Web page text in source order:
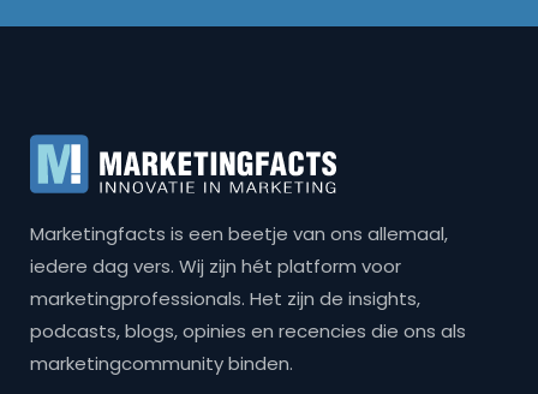
Marketingfacts is een beetje van ons allemaal,
iedere dag vers. Wij zijn hét platform voor
marketingprofessionals. Het zijn de insights,
podcasts, blogs, opinies en recencies die ons als
marketingcommunity binden.